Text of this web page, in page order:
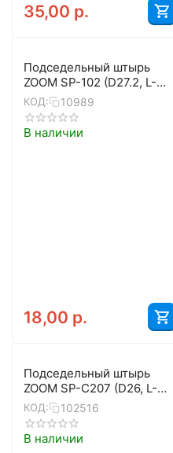
35,00 р.
Подседельный штырь
ZOOM SP-102 (D27.2, L-
400, чёрный)
КОД: 10989
В наличии
18,00 р.
Подседельный штырь
ZOOM SP-C207 (D26, L-
400, серебристый)
КОД: 102516
В наличии